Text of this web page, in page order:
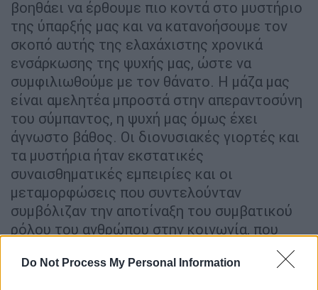
Do Not Process My Personal Information
βοηθάει να έρθουμε πιο κοντά στο μυστήριο
της ύπαρξής μας και να κατανοήσουμε τον
σκοπό αυτής της ελαχάχιστης χρονικά
ενσάρκωσης της ψυχής μας, ώστε να
συμφιλιωθούμε με τον θάνατο. Η μάζα μας
είναι αμελητέα μπροστά στην απεραντοσύνη
του σύμπαντος, η ψυχή μας όμως έχει
άγνωστο βάθος. Οι διονυσιακές γιορτές και
τα μυστήρια ήταν εκστατικές
συναισθηματικές εμπειρίες και οι
μεταμορφώσεις που συντελούνταν
συμβόλιζαν την αποτίναξη του συμβατικού
ρόλου του ανθρώπου στην κοινωνία, που
καθορίζεται με βάση τα συμφέροντα της. Η
καλλιτεχνική μας κίνηση και η μυσταγωγία